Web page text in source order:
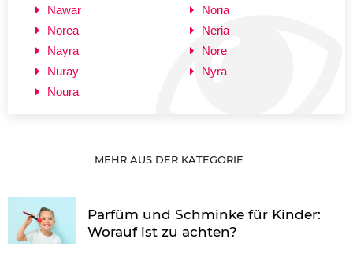
Nawar
Norea
Nayra
Nuray
Noura
Noria
Neria
Nore
Nyra
MEHR AUS DER KATEGORIE
Parfüm und Schminke für Kinder:
Worauf ist zu achten?